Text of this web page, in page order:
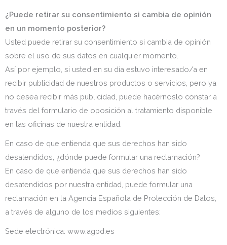
¿Puede retirar su consentimiento si cambia de opinión
en un momento posterior?
Usted puede retirar su consentimiento si cambia de opinión
sobre el uso de sus datos en cualquier momento.
Así por ejemplo, si usted en su día estuvo interesado/a en
recibir publicidad de nuestros productos o servicios, pero ya
no desea recibir más publicidad, puede hacérnoslo constar a
través del formulario de oposición al tratamiento disponible
en las oficinas de nuestra entidad.
En caso de que entienda que sus derechos han sido
desatendidos, ¿dónde puede formular una reclamación?
En caso de que entienda que sus derechos han sido
desatendidos por nuestra entidad, puede formular una
reclamación en la Agencia Española de Protección de Datos,
a través de alguno de los medios siguientes:
Sede electrónica: www.agpd.es